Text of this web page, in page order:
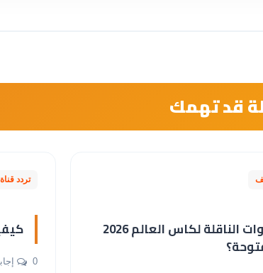
قد تهمك
القنوات الناقلة لكاس العالم 2026
تردد قناة
0 إجابة